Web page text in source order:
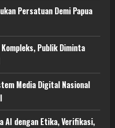
Persatuan Demi Papua
Publik Diminta
Media Digital Nasional
AI dengan Etika, Verifikasi,